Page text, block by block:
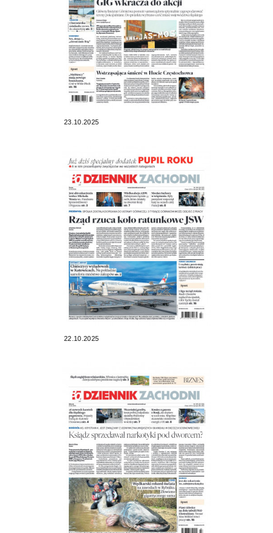
23.10.2025
22.10.2025